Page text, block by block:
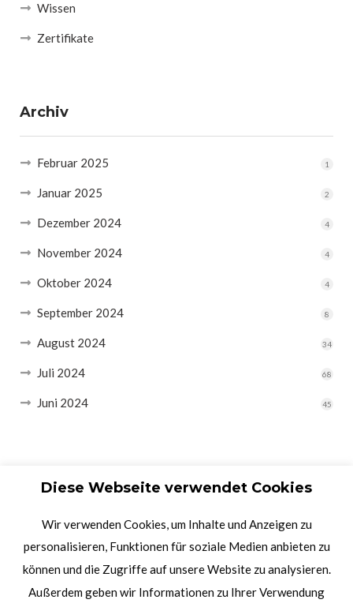
Wissen
Zertifikate
Archiv
Februar 2025 1
Januar 2025 2
Dezember 2024 4
November 2024 4
Oktober 2024 4
September 2024 8
August 2024 34
Juli 2024 68
Juni 2024 45
Diese Webseite verwendet Cookies
Wir verwenden Cookies, um Inhalte und Anzeigen zu
personalisieren, Funktionen für soziale Medien anbieten zu
können und die Zugriffe auf unsere Website zu analysieren.
Außerdem geben wir Informationen zu Ihrer Verwendung